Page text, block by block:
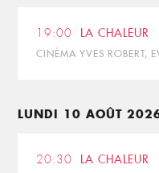
19:00 LA CHALEUR
CINÉMA YVES ROBERT,
LUNDI 10 AOÛT
20:30 LA CHALEUR